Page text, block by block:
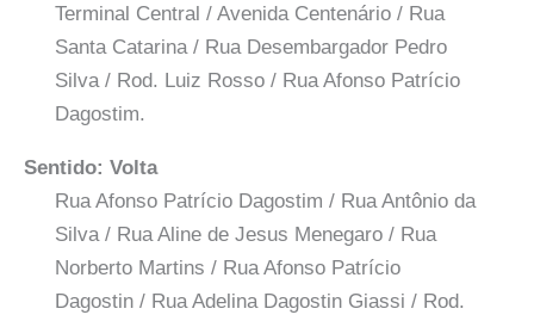
Terminal Central / Avenida Centenário / Rua
Santa Catarina / Rua Desembargador Pedro
Silva / Rod. Luiz Rosso / Rua Afonso Patrício
Dagostim.
Sentido: Volta
Rua Afonso Patrício Dagostim / Rua Antônio da
Silva / Rua Aline de Jesus Menegaro / Rua
Norberto Martins / Rua Afonso Patrício
Dagostin / Rua Adelina Dagostin Giassi / Rod.